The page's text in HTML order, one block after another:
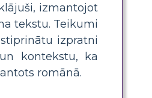
izmantojot
tekstu. Teikumi
izpratni
kontekstu, ka
romānā.